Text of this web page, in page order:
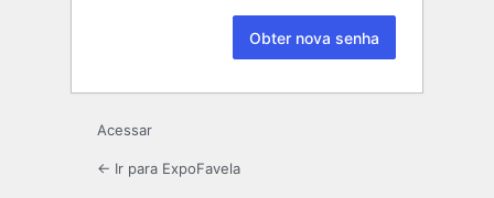
Acessar
← Ir para ExpoFavela